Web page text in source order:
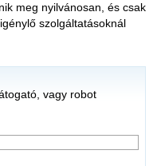
meg nyilvánosan, és csak
szolgáltatásoknál
vagy robot